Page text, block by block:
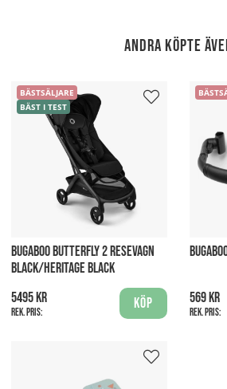
Andra köpte
BÄSTSÄLJARE
BÄST I TEST
BUGABOO BUTTERFLY 2 RESEVAGN
BLACK/HERITAGE BLACK
5495 kr
Rek. pris:
Köp 569 kr
Rek. pris: